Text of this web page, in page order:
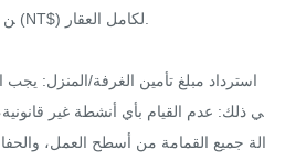
ي ذلك: عدم القيام بأي أنشطة غير
الة جميع القمامة من أسطح العمل،